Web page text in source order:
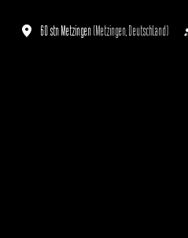
60 stn Metzingen(Metzingen Deutschland)